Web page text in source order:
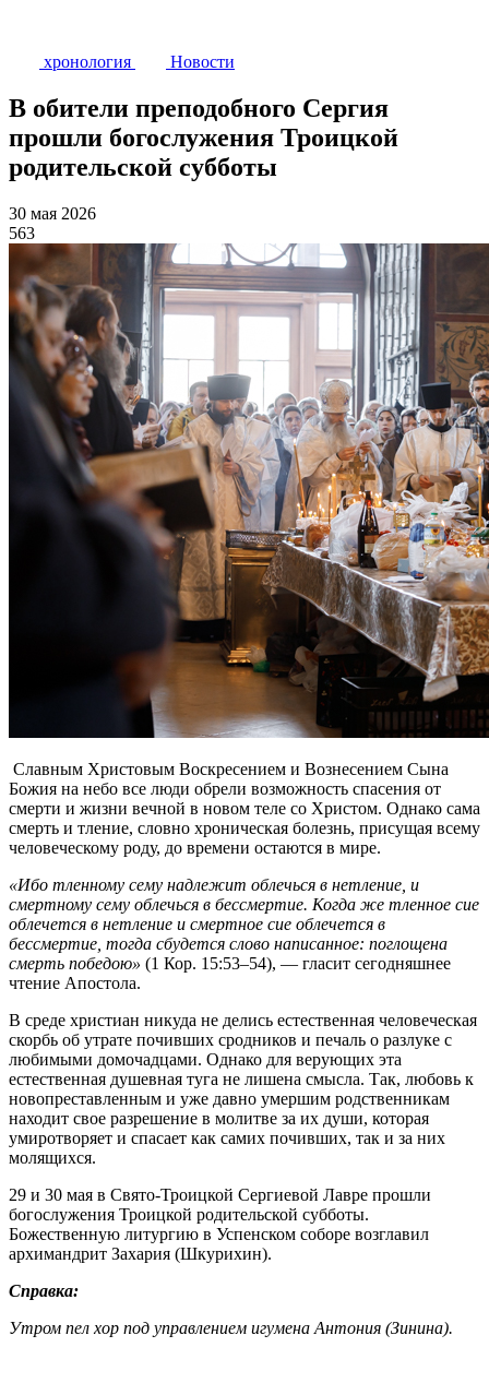
хронология Новости
В обители преподобного Сергия
прошли богослужения Троицкой
родительской субботы
30 мая 2026
563
Славным Христовым Воскресением и Вознесением Сына
Божия на небо все люди обрели возможность спасения от
смерти и жизни вечной в новом теле со Христом. Однако сама
смерть и тление, словно хроническая болезнь, присущая всему
человеческому роду, до времени остаются в мире.
«Ибо тленному сему надлежит облечься в нетление, и
смертному сему облечься в бессмертие. Когда же тленное сие
облечется в нетление и смертное сие облечется в
бессмертие, тогда сбудется слово написанное: поглощена
смерть победою» (1 Кор. 15:53–54), — гласит сегодняшнее
чтение Апостола.
В среде христиан никуда не делись естественная человеческая
скорбь об утрате почивших сродников и печаль о разлуке с
любимыми домочадцами. Однако для верующих эта
естественная душевная туга не лишена смысла. Так, любовь к
новопреставленным и уже давно умершим родственникам
находит свое разрешение в молитве за их души, которая
умиротворяет и спасает как самих почивших, так и за них
молящихся.
29 и 30 мая в Свято-Троицкой Сергиевой Лавре прошли
богослужения Троицкой родительской субботы.
Божественную литургию в Успенском соборе возглавил
архимандрит Захария (Шкурихин).
Справка:
Утром пел хор под управлением игумена Антония (Зинина).